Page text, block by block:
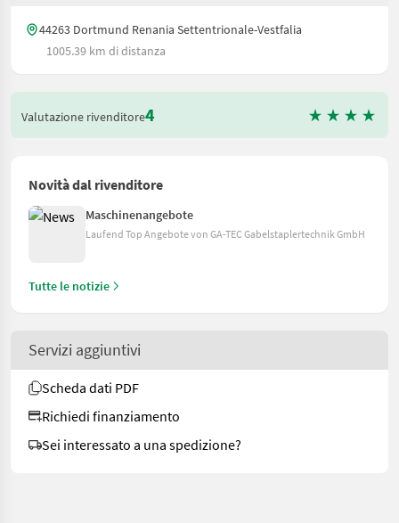
44263 Dortmund Renania Settentrionale-Vestfalia
1005.39 km di distanza
Valutazione rivenditore4
Novità dal rivenditore
Maschinenangebote
Laufend Top Angebote von GA-TEC Gabelstaplertechnik GmbH
Tutte le notizie
Servizi aggiuntivi
Scheda dati PDF
Richiedi finanziamento
Sei interessato a una spedizione?